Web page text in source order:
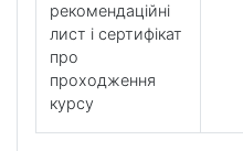
рекомендаційні
лист і сертифікат
про
проходження
курсу